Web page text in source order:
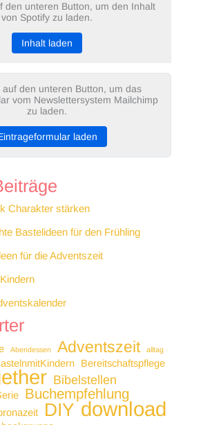
den unteren Button, um den Inhalt
von Spotify zu laden.
Inhalt laden
auf den unteren Button, um das
vom Newslettersystem Mailchimp
zu laden.
laden
Charakter stärken
Bastelideen für den Frühling
für die Adventszeit
Abendessen Adventszeit alltag
Bereitschaftspflege
Bibelstellen
Buchempfehlung
DIY download